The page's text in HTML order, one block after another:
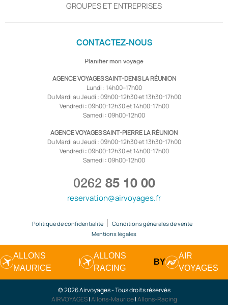
GROUPES ET ENTREPRISES
CONTACTEZ-NOUS
Planifier mon voyage
AGENCE VOYAGES SAINT-DENIS LA RÉUNION
Lundi : 14h00–17h00
Du Mardi au Jeudi : 09h00-12h30 et 13h30-17h00
Vendredi : 09h00-12h30 et 14h00-17h00
Samedi : 09h00-12h00
AGENCE VOYAGES SAINT-PIERRE LA RÉUNION
Du Mardi au Jeudi : 09h00-12h30 et 13h30-17h00
Vendredi : 09h00-12h30 et 14h00-17h00
Samedi : 09h00-12h00
0262 85 10 00
reservation@airvoyages.fr
Politique de confidentialité
Conditions générales de vente
Mentions légales
ALLONS
MAURICE
|
ALLONS
RACING
BY
AIR
VOYAGES
© 2026 Airvoyages - Tous droits réservés
AIRVOYAGES|Allons-Maurice|Allons-Racing